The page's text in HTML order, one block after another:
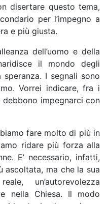
disertare questo tema,
per l’impegno a
e più giusta.
dell’uomo e della
il mondo degli
I segnali sono
Vorrei indicare, fra i
impegnarci con
fare molto di più in
ridare più forza alla
E’ necessario, infatti,
ascoltata, ma che la sua
un’autorevolezza
nella Chiesa. Il modo